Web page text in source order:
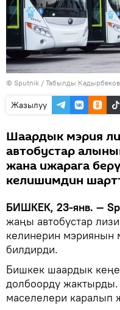
© Sputnik / Табылды Кадырбеков
Жазылуу
Шаардык мэрия
автобустар
жана ижарага
келишимдин
БИШКЕК, 23-янв. —
жаңы автобустар
келинерин мэриянын
билдирди.
Бишкек шаардык
долбоорду
маселелери каралып